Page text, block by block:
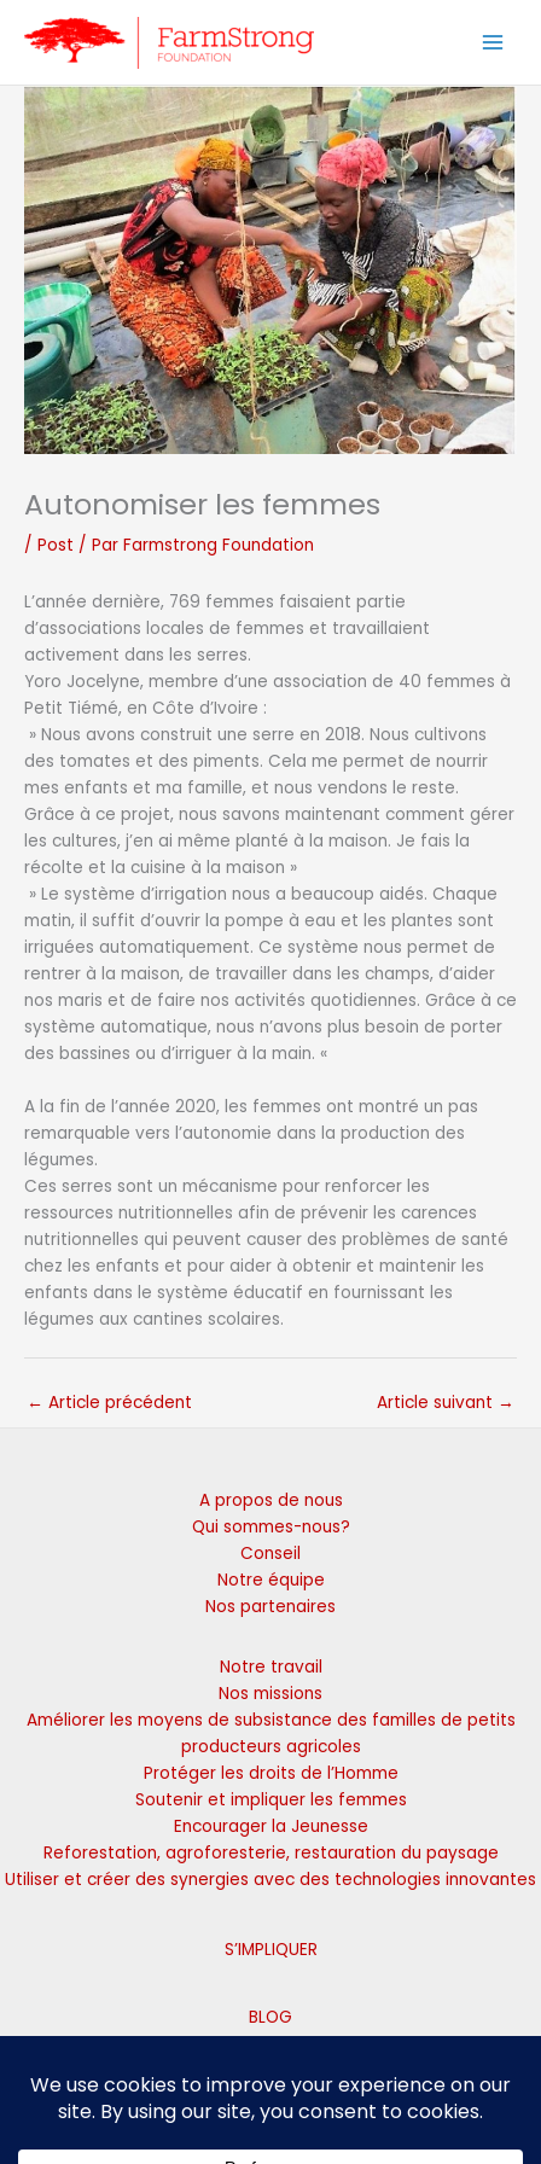
Autonomiser les femmes
/ Post / Par Farmstrong Foundation
L’année dernière, 769 femmes faisaient partie
d’associations locales de femmes et travaillaient
activement dans les serres.
Yoro Jocelyne, membre d’une association de 40 femmes à
Petit Tiémé, en Côte d’Ivoire :
» Nous avons construit une serre en 2018. Nous cultivons
des tomates et des piments. Cela me permet de nourrir
mes enfants et ma famille, et nous vendons le reste.
Grâce à ce projet, nous savons maintenant comment gérer
les cultures, j’en ai même planté à la maison. Je fais la
récolte et la cuisine à la maison »
» Le système d’irrigation nous a beaucoup aidés. Chaque
matin, il suffit d’ouvrir la pompe à eau et les plantes sont
irriguées automatiquement. Ce système nous permet de
rentrer à la maison, de travailler dans les champs, d’aider
nos maris et de faire nos activités quotidiennes. Grâce à ce
système automatique, nous n’avons plus besoin de porter
des bassines ou d’irriguer à la main. «
A la fin de l’année 2020, les femmes ont montré un pas
remarquable vers l’autonomie dans la production des
légumes.
Ces serres sont un mécanisme pour renforcer les
ressources nutritionnelles afin de prévenir les carences
nutritionnelles qui peuvent causer des problèmes de santé
chez les enfants et pour aider à obtenir et maintenir les
enfants dans le système éducatif en fournissant les
légumes aux cantines scolaires.
← Article précédent Article suivant →
A propos de nous
Qui sommes-nous?
Conseil
Notre équipe
Nos partenaires
Notre travail
Nos missions
Améliorer les moyens de subsistance des familles de petits
producteurs agricoles
Protéger les droits de l’Homme
Soutenir et impliquer les femmes
Encourager la Jeunesse
Reforestation, agroforesterie, restauration du paysage
Utiliser et créer des synergies avec des technologies innovantes
S’IMPLIQUER
BLOG
CONTACT US